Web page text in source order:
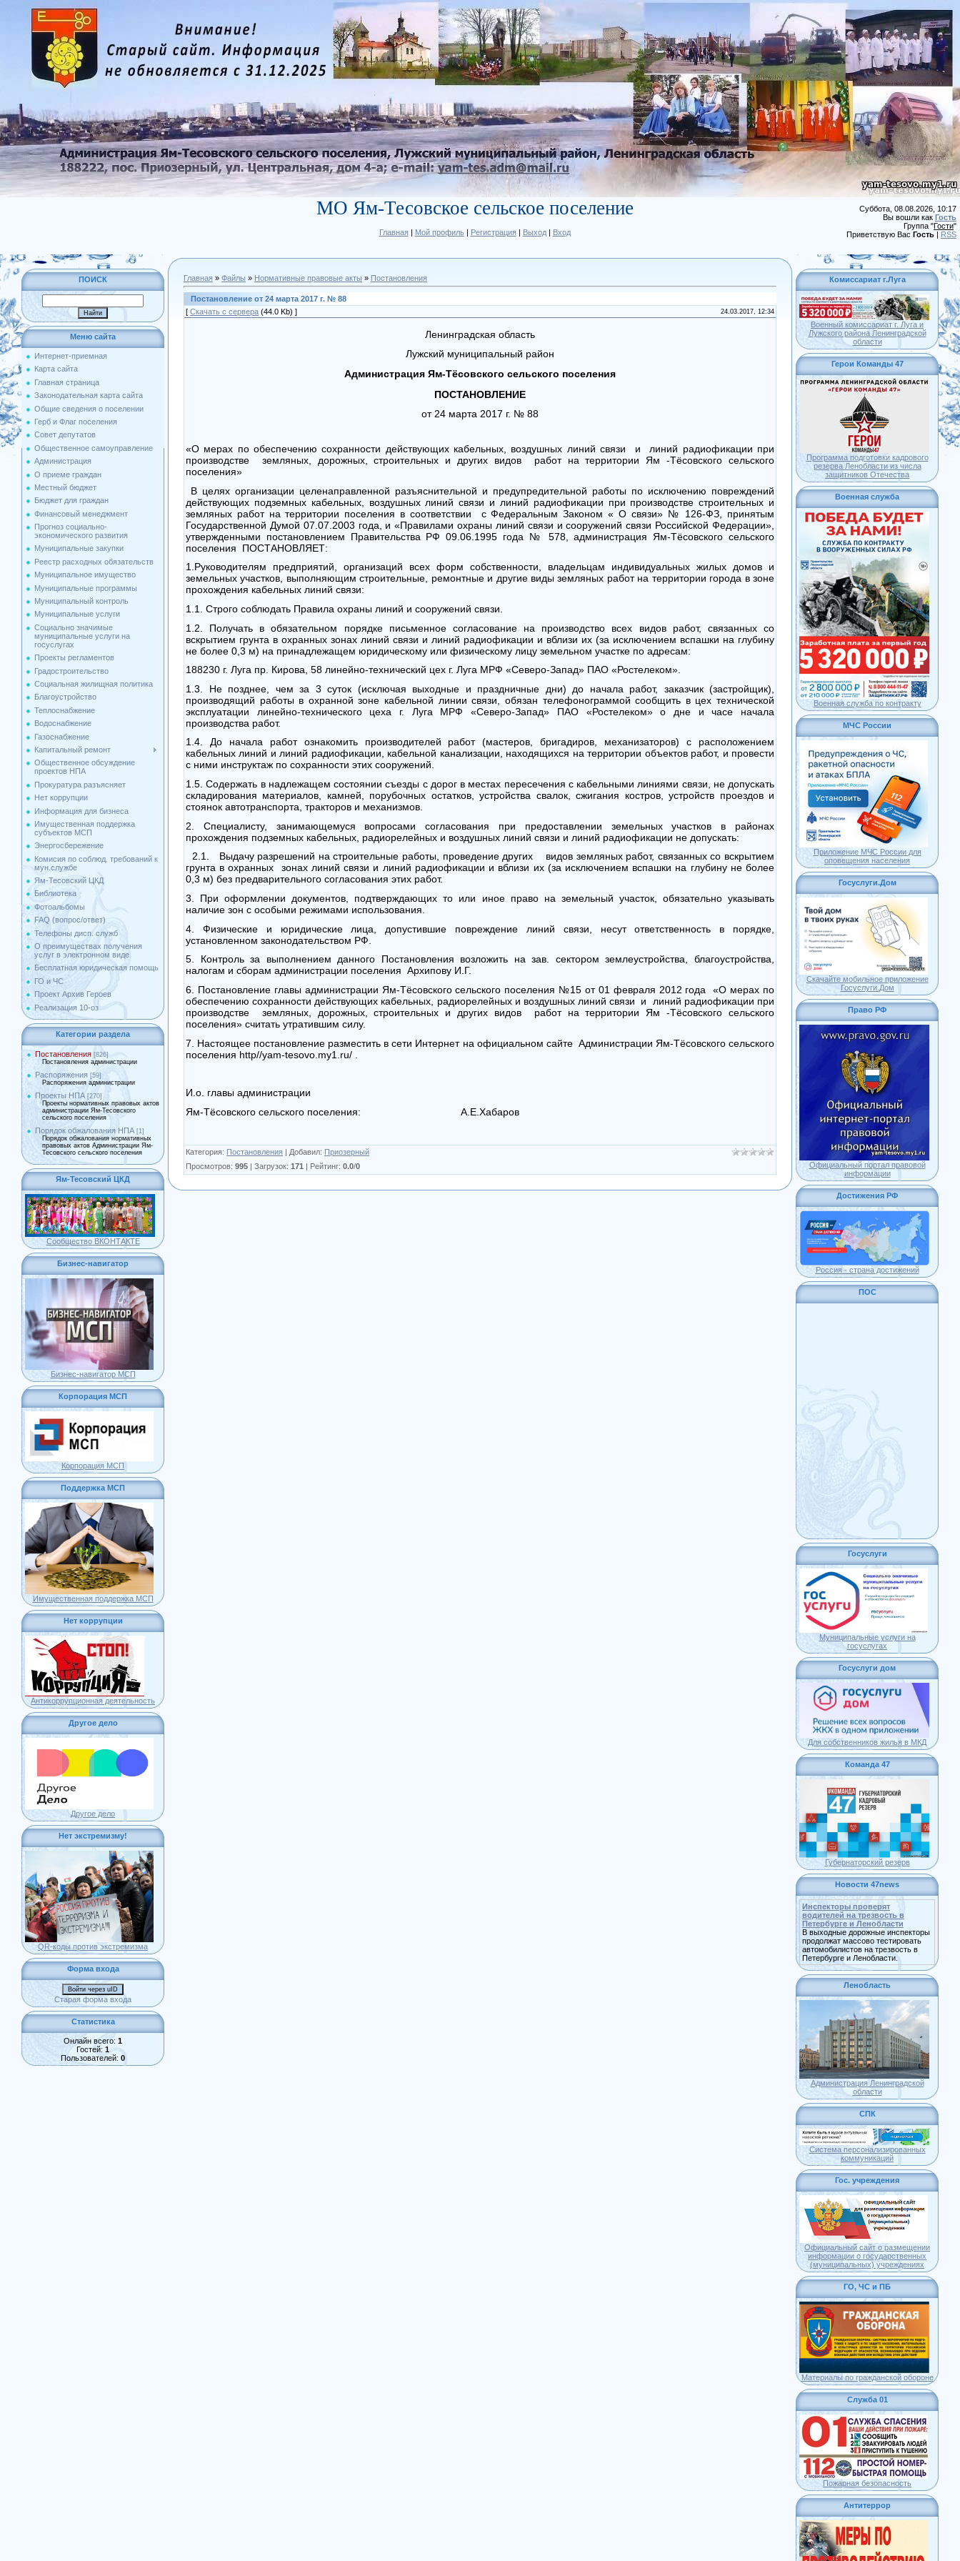
МО Ям-Тесовское сельское поселение
Главная| Мой профиль| Регистрация | Выход| Вход
Суббота, 08.08.2026, 10:17
Вы вошли как Гость
Группа "Гости"
Приветствую Вас Гость | RSS
ПОИСК
Меню сайта
Интернет-приемная
Карта сайта
Главная страница
Законодательная карта сайта
Общие сведения о поселении
Герб и Флаг поселения
Совет депутатов
Общественное самоуправление
Администрация
О приеме граждан
Местный бюджет
Бюджет для граждан
Финансовый менеджмент
Прогноз социально-
экономического развития
Муниципальные закупки
Реестр расходных обязательств
Муниципальное имущество
Муниципальные программы
Муниципальный контроль
Муниципальные услуги
Социально значимые
муниципальные услуги на
госуслугах
Проекты регламентов
Градостроительство
Социальная жилищная политика
Благоустройство
Теплоснабжение
Водоснабжение
Газоснабжение
Капитальный ремонт
Общественное обсуждение
проектов НПА
Прокуратура разъясняет
Нет коррупции
Информация для бизнеса
Имущественная поддержка
cубъектов МСП
Энергосбережение
Комисия по соблюд. требований к
мун.службе
Ям-Тесовский ЦКД
Библиотека
Фотоальбомы
FAQ (вопрос/ответ)
Телефоны дисп. служб
О преимуществах получения
услуг в электронном виде
Бесплатная юридическая помощь
ГО и ЧС
Проект Архив Героев
Реализация 10-оз
Категории раздела
Постановления [826]
Постановления администрации
Распоряжения [59]
Распоряжения администрации
Проекты НПА [270]
Проекты нормативных правовых актов
администрации Ям-Тесовского
сельского поселения
Порядок обжалования НПА [1]
Порядок обжалования нормативных
правовых актов Администрации Ям-
Тесовского сельского поселения
Ям-Тесовский ЦКД
Сообщество ВКОНТАКТЕ
Бизнес-навигатор
Бизнес-навигатор МСП
Корпорация МСП
Корпорация МСП
Поддержка МСП
Имущественная поддержка МСП
Нет коррупции
Антикоррупционная деятельность
Другое дело
Другое дело
Нет экстремизму!
QR-коды против экстремизма
Форма входа
Войти через uID
Старая форма входа
Статистика
Онлайн всего: 1
Гостей: 1
Пользователей: 0
Главная » Файлы » Нормативные правовые акты » Постановления
Постановление от 24 марта 2017 г. № 88
[ Скачать с сервера (44.0 Kb) ] 24.03.2017, 12:34
Ленинградская область
Лужский муниципальный район
Администрация Ям-Тёсовского сельского поселения
ПОСТАНОВЛЕНИЕ
от 24 марта 2017 г. № 88
«О мерах по обеспечению сохранности действующих кабельных, воздушных линий связи и линий радиофикации при
производстве земляных, дорожных, строительных и других видов работ на территории Ям -Тёсовского сельского
поселения»
В целях организации целенаправленной разъяснительной и предупредительной работы по исключению повреждений
действующих подземных кабельных, воздушных линий связи и линий радиофикации при производстве строительных и
земляных работ на территории поселения в соответствии с Федеральным Законом « О связи» № 126-ФЗ, принятым
Государственной Думой 07.07.2003 года, и «Правилами охраны линий связи и сооружений связи Российской Федерации»,
утвержденными постановлением Правительства РФ 09.06.1995 года № 578, администрация Ям-Тёсовского сельского
поселения ПОСТАНОВЛЯЕТ:
1.Руководителям предприятий, организаций всех форм собственности, владельцам индивидуальных жилых домов и
земельных участков, выполняющим строительные, ремонтные и другие виды земляных работ на территории города в зоне
прохождения кабельных линий связи:
1.1. Строго соблюдать Правила охраны линий и сооружений связи.
1.2. Получать в обязательном порядке письменное согласование на производство всех видов работ, связанных со
вскрытием грунта в охранных зонах линий связи и линий радиофикации и вблизи их (за исключением вспашки на глубину
не более 0,3 м) на принадлежащем юридическому или физическому лицу земельном участке по адресам:
188230 г. Луга пр. Кирова, 58 линейно-технический цех г. Луга МРФ «Северо-Запад» ПАО «Ростелеком».
1.3. Не позднее, чем за 3 суток (исключая выходные и праздничные дни) до начала работ, заказчик (застройщик),
производящий работы в охранной зоне кабельной линии связи, обязан телефонограммой сообщить в цех технической
эксплуатации линейно-технического цеха г. Луга МРФ «Северо-Запад» ПАО «Ростелеком» о дне и часе начала
производства работ.
1.4. До начала работ ознакомить производителей работ (мастеров, бригадиров, механизаторов) с расположением
кабельных линий и линий радиофикации, кабельной канализации, находящихся на территории объектов работ, и провести
с ними инструктаж по сохранности этих сооружений.
1.5. Содержать в надлежащем состоянии съезды с дорог в местах пересечения с кабельными линиями связи, не допускать
складирования материалов, камней, порубочных остатков, устройства свалок, сжигания костров, устройств проездов и
стоянок автотранспорта, тракторов и механизмов.
2. Специалисту, занимающемуся вопросами согласования при предоставлении земельных участков в районах
прохождения подземных кабельных, радиорелейных и воздушных линий связи и линий радиофикации не допускать:
2.1. Выдачу разрешений на строительные работы, проведение других видов земляных работ, связанных со вскрытием
грунта в охранных зонах линий связи и линий радиофикации и вблизи их (за исключением вспашки на глубину не более
0,3 м) без предварительного согласования этих работ.
3. При оформлении документов, подтверждающих то или иное право на земельный участок, обязательно указывать
наличие зон с особыми режимами использования.
4. Физические и юридические лица, допустившие повреждение линий связи, несут ответственность в порядке,
установленном законодательством РФ.
5. Контроль за выполнением данного Постановления возложить на зав. сектором землеустройства, благоустройства,
налогам и сборам администрации поселения Архипову И.Г.
6. Постановление главы администрации Ям-Тёсовского сельского поселения №15 от 01 февраля 2012 года «О мерах по
обеспечению сохранности действующих кабельных, радиорелейных и воздушных линий связи и линий радиофикации при
производстве земляных, дорожных, строительных и других видов работ на территории Ям -Тёсовского сельского
поселения» считать утратившим силу.
7. Настоящее постановление разместить в сети Интернет на официальном сайте Администрации Ям-Тёсовского сельского
поселения http//yam-tesovo.my1.ru/ .
И.о. главы администрации
Ям-Тёсовского сельского поселения: А.Е.Хабаров
Категория: Постановления | Добавил: Приозерный
Просмотров: 995 | Загрузок: 171 | Рейтинг: 0.0/0
Комиссариат г.Луга
Военный комиссариат г. Луга и
Лужского района Ленинградской
области
Герои Команды 47
Программа подготовки кадрового
резерва Ленобласти из числа
защитников Отечества
Военная служба
Военная служба по контракту
МЧС России
Приложение МЧС России для
оповещения населения
Госуслуги.Дом
Скачайте мобильное приложение
Госуслуги.Дом
Право РФ
Официальный портал правовой
информации
Достижения РФ
Россия - страна достижений
ПОС
Госуслуги
Муниципальные услуги на
госуслугах
Госуслуги дом
Для собственников жилья в МКД
Команда 47
Губернаторский резерв
Новости 47news
Инспекторы проверят
водителей на трезвость в
Петербурге и Ленобласти
В выходные дорожные инспекторы
продолжат массово тестировать
автомобилистов на трезвость в
Петербурге и Ленобласти.
Ленобласть
Администрация Ленинградской
области
СПК
Система персонализированных
коммуникаций
Гос. учреждения
Официальный сайт о размещении
информации о государственных
(муниципальных) учреждениях
ГО, ЧС и ПБ
Материалы по гражданской обороне
Служба 01
Пожарная безопасность
Антитеррор